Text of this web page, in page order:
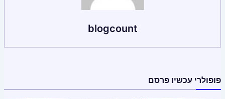
blogcount
פופולרי עכשיו פרסם